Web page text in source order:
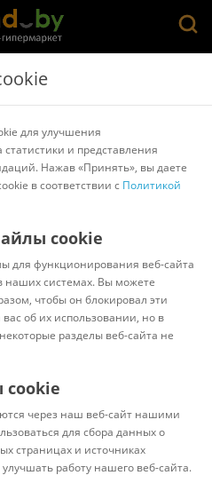
Материнские платы
для улучшения
статистики и представления
Нажав «Принять», вы даете
в соответствии с Политикой
cookie
для функционирования веб-сайта
наших системах. Вы можете
чтобы он блокировал эти
об их использовании, но в
разделы веб-сайта не
через наш веб-сайт нашими
для сбора данных о
страницах и источниках
работу нашего веб-сайта.